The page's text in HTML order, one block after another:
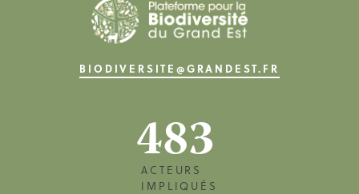
BIODIVERSITE@GRANDEST.FR
483
ACTEURS
IMPLIQUÉS